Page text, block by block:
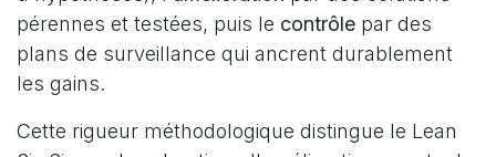
pérennes et testées, puis le contrôle par des
plans de surveillance qui ancrent durablement
les gains.
Cette rigueur méthodologique distingue le Lean